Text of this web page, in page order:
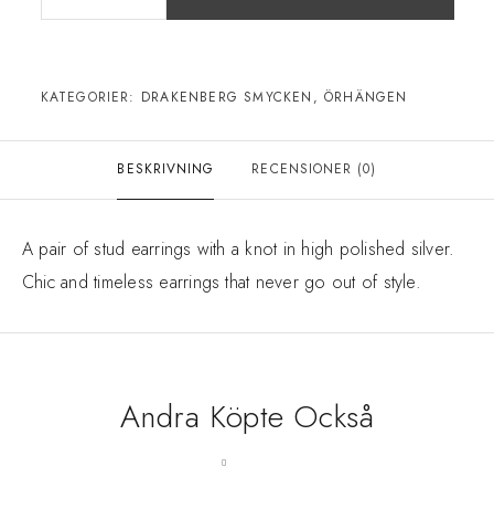
KATEGORIER: DRAKENBERG SMYCKEN , ÖRHÄNGEN
BESKRIVNING RECENSIONER (0)
A pair of stud earrings with a knot in high polished silver.
Chic and timeless earrings that never go out of style.
Andra Köpte Också